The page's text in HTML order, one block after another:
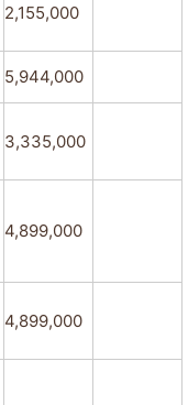
2,155,000
5,944,000
3,335,000
4,899,000
4,899,000